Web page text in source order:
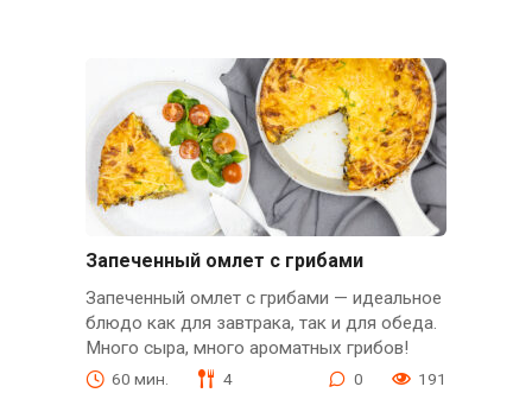
Запеченный омлет с грибами
Запеченный омлет с грибами — идеальное
блюдо как для завтрака, так и для обеда.
Много сыра, много ароматных грибов!
60 мин. 4 0 191